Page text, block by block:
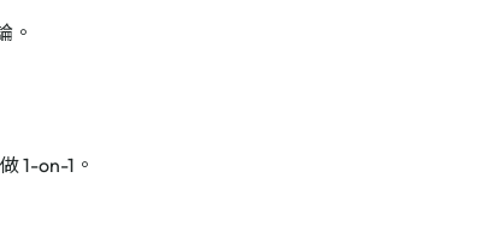
。
1-on-1。